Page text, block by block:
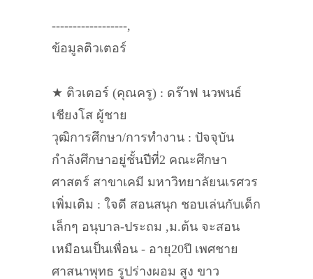
------------------,
ข้อมูลติวเตอร์
★ ติวเตอร์ (คุณครู) : ดร๊าฟ นวพนธ์
เชียงโส ผู้ชาย
วุฒิการศึกษา/การทำงาน : ปัจจุบัน
กำลังศึกษาอยู่ชั้นปีที่2 คณะศึกษา
ศาสตร์ สาขาเคมี มหาวิทยาลัยนเรศวร
เพิ่มเติม : ใจดี สอนสนุก ชอบเล่นกับเด็ก
เล็กๆ อนุบาล-ประถม ,ม.ต้น จะสอน
เหมือนเป็นเพื่อน - อายุ20ปี เพศชาย
ศาสนาพุทธ รูปร่างผอม สูง ขาว